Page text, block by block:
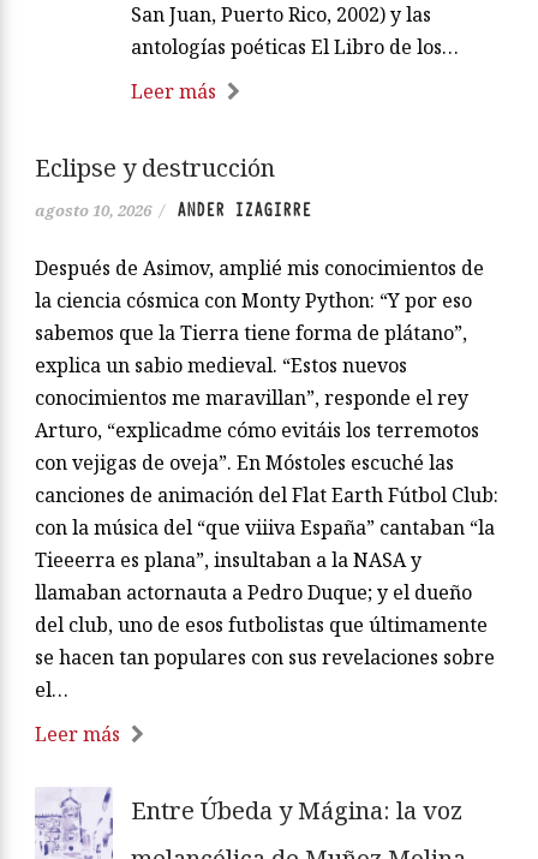
San Juan, Puerto Rico, 2002) y las
antologías poéticas El Libro de los…
Leer más
Eclipse y destrucción
agosto 10, 2026 / ANDER IZAGIRRE
Después de Asimov, amplié mis conocimientos de
la ciencia cósmica con Monty Python: “Y por eso
sabemos que la Tierra tiene forma de plátano”,
explica un sabio medieval. “Estos nuevos
conocimientos me maravillan”, responde el rey
Arturo, “explicadme cómo evitáis los terremotos
con vejigas de oveja”. En Móstoles escuché las
canciones de animación del Flat Earth Fútbol Club:
con la música del “que viiiva España” cantaban “la
Tieeerra es plana”, insultaban a la NASA y
llamaban actornauta a Pedro Duque; y el dueño
del club, uno de esos futbolistas que últimamente
se hacen tan populares con sus revelaciones sobre
el…
Leer más
Entre Úbeda y Mágina: la voz